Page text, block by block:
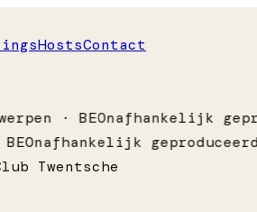
HostsContact
· BEOnafhankelijk
Onafhankelijk geproduceerd
Twentsche